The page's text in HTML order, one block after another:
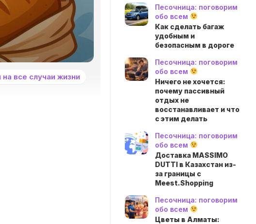
все случаи жизни
Песочница: поговорим
обо всем
Как сделать багаж
удобным и
безопасным в дороге
Песочница: поговорим
обо всем
Ничего не хочется:
почему пассивный
отдых не
восстанавливает и что
с этим делать
Песочница: поговорим
обо всем
Доставка MASSIMO
DUTTI в Казахстан из-
за границы с
Meest.Shopping
Песочница: поговорим
обо всем
Цветы в Алматы: